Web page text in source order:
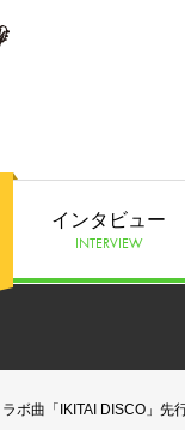
インタビュー
INTERVIEW
ボ曲「IKITAI DISCO」先